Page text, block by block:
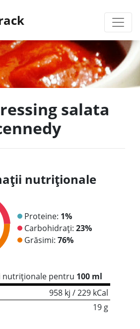
salata
nutriționale
Proteine: 1%
Carbohidrați: 23%
Grăsimi: 76%
nutriționale pentru 100 ml
958 kj / 229 kCal
19 g